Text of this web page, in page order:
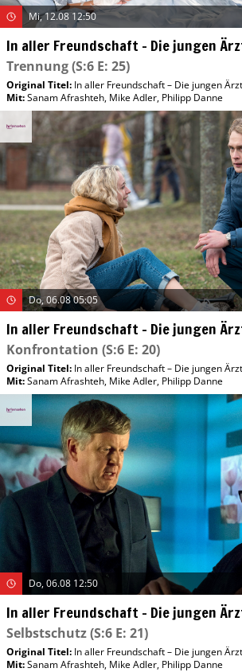
Mi, 12.08 12:50
In aller Freundschaft – Die jungen
Trennung(S:6 E: 25)
Original Titel: In aller Freundschaft – Die jungen
Mit:Sanam Afrashteh, Mike Adler, Philipp Danne
Do, 06.08 05:05
In aller Freundschaft – Die jungen
Konfrontation (S:6 E: 20)
Original Titel: In aller Freundschaft – Die jungen
Mit:Sanam Afrashteh, Mike Adler, Philipp Danne
Do, 06.08 12:50
In aller Freundschaft – Die jungen
Selbstschutz(S:6 E: 21)
Original Titel: In aller Freundschaft – Die jungen
Mit:Sanam Afrashteh, Mike Adler, Philipp Danne